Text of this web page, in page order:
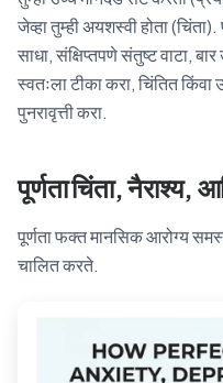
जेव्हा तुम्ही अयशस्वी होता
साधा, संक्षिप्तपणे संतुष्ट वाटा,
स्वतःला टीका करा, चिंतित
पुनरावृत्ती करा.
पूर्णता चिंता,
पूर्णता फक्त मानसिक आरोग्य
चालित करते.